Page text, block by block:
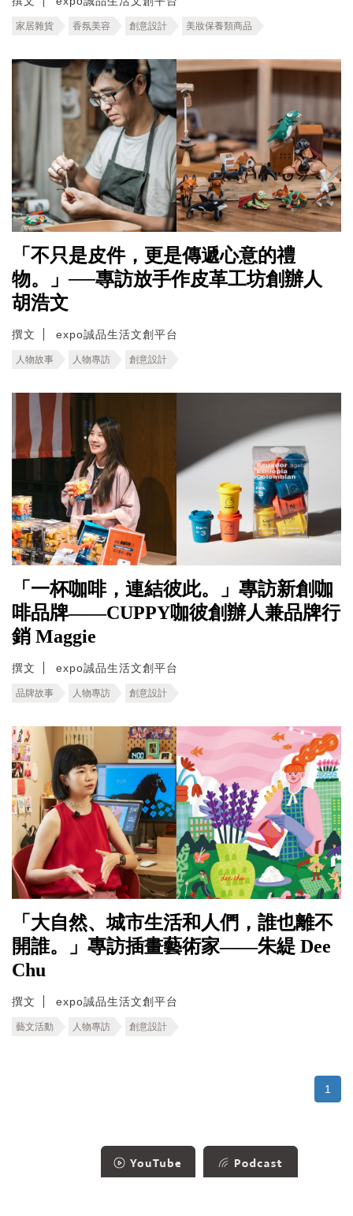
家居雜貨 香氛美容 創意設計 美妝保養類商品
「不只是皮件，更是傳遞心意的禮
物。」──專訪放手作皮革工坊創辦人
胡浩文
撰文 expo誠品生活文創平台
人物故事 人物專訪 創意設計
「一杯咖啡，連結彼此。」專訪新創咖
啡品牌——CUPPY咖彼創辦人兼品牌行
銷 Maggie
撰文 expo誠品生活文創平台
品牌故事 人物專訪 創意設計
「大自然、城市生活和人們，誰也離不
開誰。」專訪插畫藝術家——朱緹 Dee
Chu
撰文 expo誠品生活文創平台
藝文活動 人物專訪 創意設計
1